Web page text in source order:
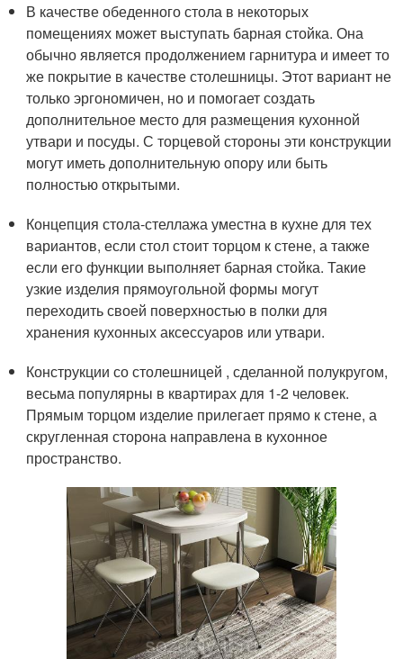
В качестве обеденного стола в некоторых
помещениях может выступать барная стойка. Она
обычно является продолжением гарнитура и имеет то
же покрытие в качестве столешницы. Этот вариант не
только эргономичен, но и помогает создать
дополнительное место для размещения кухонной
утвари и посуды. С торцевой стороны эти конструкции
могут иметь дополнительную опору или быть
полностью открытыми.
Концепция стола-стеллажа уместна в кухне для тех
вариантов, если стол стоит торцом к стене, а также
если его функции выполняет барная стойка. Такие
узкие изделия прямоугольной формы могут
переходить своей поверхностью в полки для
хранения кухонных аксессуаров или утвари.
Конструкции со столешницей , сделанной полукругом,
весьма популярны в квартирах для 1-2 человек.
Прямым торцом изделие прилегает прямо к стене, а
скругленная сторона направлена в кухонное
пространство.